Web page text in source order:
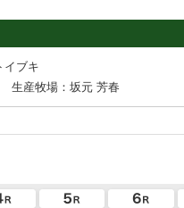
イブキ
生産牧場：坂元 芳春